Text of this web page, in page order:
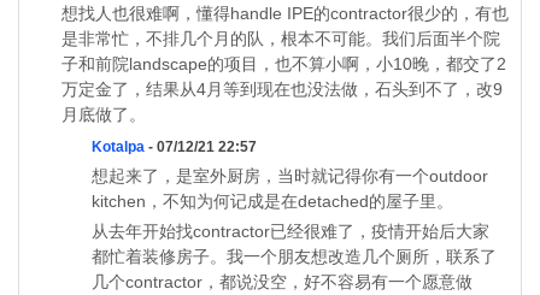
想找人也很难啊，懂得handle IPE的contractor很少的，有也
是非常忙，不排几个月的队，根本不可能。我们后面半个院
子和前院landscape的项目，也不算小啊，小10晚，都交了2
万定金了，结果从4月等到现在也没法做，石头到不了，改9
月底做了。
Kotalpa - 07/12/21 22:57
想起来了，是室外厨房，当时就记得你有一个outdoor
kitchen，不知为何记成是在detached的屋子里。
从去年开始找contractor已经很难了，疫情开始后大家
都忙着装修房子。我一个朋友想改造几个厕所，联系了
几个contractor，都说没空，好不容易有一个愿意做